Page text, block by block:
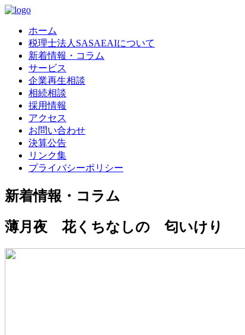
ホーム
税理士法人SASAEAIについて
新着情報・コラム
サービス
企業再生相談
相続相談
採用情報
アクセス
お問い合わせ
決算公告
リンク集
プライバシーポリシー
新着情報・コラム
薄月夜 花くちなしの 匂いけり